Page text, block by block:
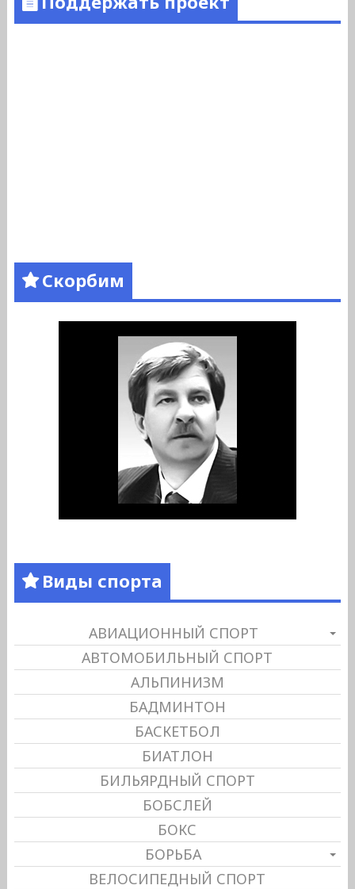
Скорбим
Виды спорта
АВИАЦИОННЫЙ СПОРТ
АВТОМОБИЛЬНЫЙ СПОРТ
АЛЬПИНИЗМ
БАДМИНТОН
БАСКЕТБОЛ
БИАТЛОН
БИЛЬЯРДНЫЙ СПОРТ
БОБСЛЕЙ
БОКС
БОРЬБА
ВЕЛОСИПЕДНЫЙ СПОРТ